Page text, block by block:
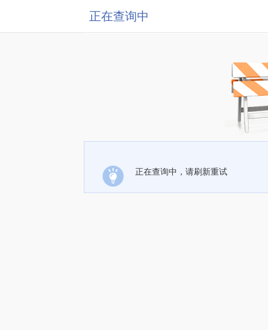
正在查询中
正在查询中，请刷新重试